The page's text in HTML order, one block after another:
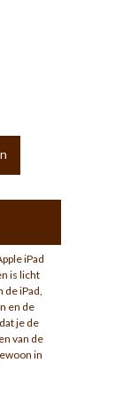
iPad
is licht
de iPad,
en de
je de
van de
in